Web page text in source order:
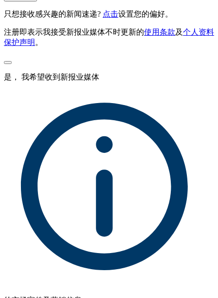
只想接收感兴趣的新闻速递? 点击设置您的偏好。
注册即表示我接受新报业媒体不时更新的使用条款及个人资料
保护声明 。
是， 我希望收到新报业媒体